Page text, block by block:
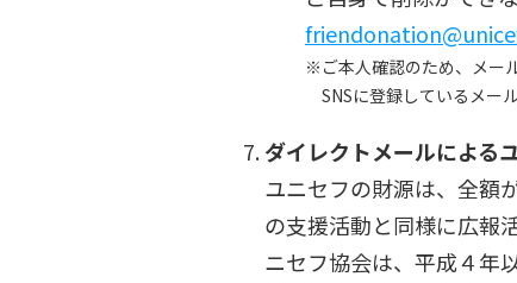
ご本人確認のため、メー
SNSに登録しているメー
ダイレクトメールによる
ユニセフの財源は、全額
の支援活動と同様に広報
ニセフ協会は、平成４年